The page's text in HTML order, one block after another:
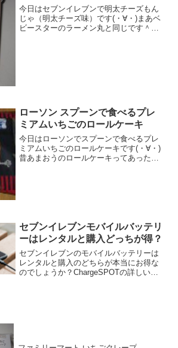
今日はセブンイレブンで明太チーズもん
じゃ（明太チーズ味）です(・∀・)まあベ
ビースターのラーメン丸と同じです＾＾
ローソン スプーンで食べるプレ
ミアムいちごのロールケーキ
今日はローソンでスプーンで食べるプレ
ミアムいちごのロールケーキです(・∀・)
昔あまおうのロールケーキってあったけ
セブンイレブンモバイルバッテリ
ーはレンタルと購入どっちが得？
セブンイレブンのモバイルバッテリーは
レンタルと購入のどちらが本当にお得な
のでしょうか？ChargeSPOTの詳しい料